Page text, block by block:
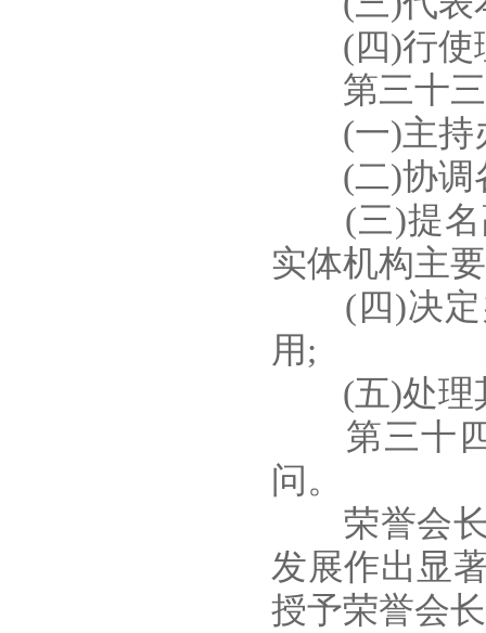
(四)行使
第三十三
(一)主持办
(二)协调各
(三)提名副
实体机构主
(四)决定办
用;
(五)处理
第三十四
问。
荣誉会长
发展作出显
授予荣誉会